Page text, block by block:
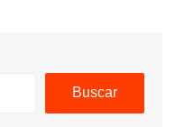
Buscar